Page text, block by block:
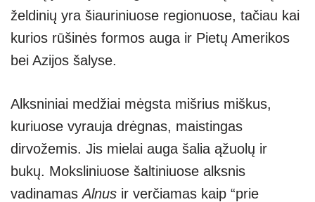
p
p
m
g
er
želdinių yra šiauriniuose regionuose, tačiau kai
kurios rūšinės formos auga ir Pietų Amerikos
bei Azijos šalyse.
Alksniniai medžiai mėgsta mišrius miškus,
kuriuose vyrauja drėgnas, maistingas
dirvožemis. Jis mielai auga šalia ąžuolų ir
bukų. Moksliniuose šaltiniuose alksnis
vadinamasAlnus ir verčiamas kaip “prie